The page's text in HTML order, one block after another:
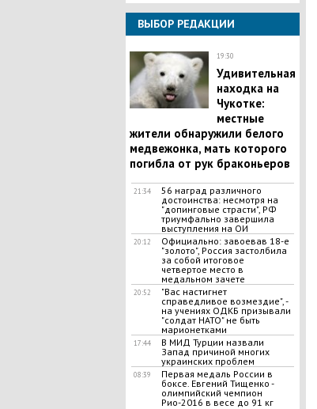
ВЫБОР РЕДАКЦИИ
19:30
​Удивительная
находка на
Чукотке:
местные
жители обнаружили белого
медвежонка, мать которого
погибла от рук браконьеров
21:34
56 наград различного
достоинства: несмотря на
"допинговые страсти", РФ
триумфально завершила
выступления на ОИ
20:12
Официально: завоевав 18-е
"золото", Россия застолбила
за собой итоговое
четвертое место в
медальном зачете
20:52
"Вас настигнет
справедливое возмездие", -
на учениях ОДКБ призывали
"солдат НАТО" не быть
марионетками
17:44
В МИД Турции назвали
Запад причиной многих
украинских проблем
08:39
Первая медаль России в
боксе. Евгений Тищенко -
олимпийский чемпион
Рио-2016 в весе до 91 кг